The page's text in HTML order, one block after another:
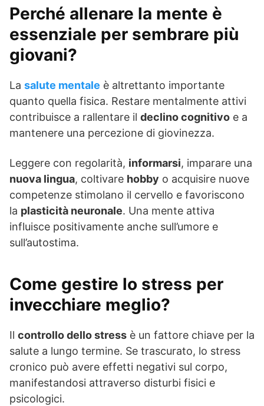
Perché allenare la mente è
essenziale per sembrare più
giovani?
La salute mentale è altrettanto importante
quanto quella fisica. Restare mentalmente attivi
contribuisce a rallentare il declino cognitivo e a
mantenere una percezione di giovinezza.
Leggere con regolarità, informarsi, imparare una
nuova lingua, coltivare hobby o acquisire nuove
competenze stimolano il cervello e favoriscono
la plasticità neuronale. Una mente attiva
influisce positivamente anche sull’umore e
sull’autostima.
Come gestire lo stress per
invecchiare meglio?
Il controllo dello stress è un fattore chiave per la
salute a lungo termine. Se trascurato, lo stress
cronico può avere effetti negativi sul corpo,
manifestandosi attraverso disturbi fisici e
psicologici.